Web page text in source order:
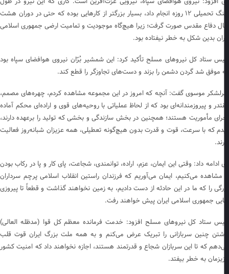
جنگ تحمیلی ۱۲ روزه انجام داد، بسیار بزرگتر از کار‌هایی بوده که حتی در دوران هشت
دفاع مقدس صورت گرفت؛ زیرا هیچ‌گاه موجودیت و تمامیت ارضی جمهوری اسلامی
بدین شکل به خطر نیفتاده بود.
ستاد کل نیرو‌های مسلح تأکید کرد: این شمشیر بُرّان نیروی هوافضای سپاه بود
موفق شد گردن دشمن را بزند و دست‌های تجاوزگر را قطع کند.
موسوی گفت: آنچه که امروز در این مجموعه مشاهده کردم، چهره‌های مصمم،
و پیروزمندانه‌ای بود که از لحاظ عملیاتی با روحیه‌های قوی و اراده‌ای محکم آماده
مأموریت هستند؛ همچنین در بخش سازندگی و بخشی که تولید را برعهده دارند،
که با سرعت، قوت و قدرت بدون هیچ‌گونه تعطیلی، همه عزیزان شبانه‌روز فعالیت
ادامه داد: وقتی این ایمان، عزم، اراده، توانمندی، شجاعت، پای کار و پا در رکاب بودن
مشاهده می‌کنیم، ایمان می‌آوریم که فرزندان راستین انقلاب اسلامی پرچم سرداران
را که ما در این حادثه از دست دادیم، به زمین نخواهند گذاشت و قطعاً تا پیروزی
جمهوری اسلامی ایران پیش خواهند رفت.
ستاد کل نیرو‌های مسلح افزود: خدمت فرمانده معظم کل قوا (مدظله العالی)
چنین سربازانی را تبریک عرض می‌کنم و به همه ملت بزرگ ایران قوت قلب
که تا این سربازان شجاع و قدرتمند هستند، اجازه نخواهند داد که امنیت کشور
به خطر بیفتد.